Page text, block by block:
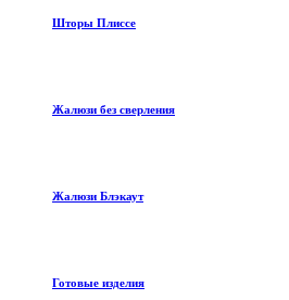
Шторы Плиссе
Жалюзи без сверления
Жалюзи Блэкаут
Готовые изделия